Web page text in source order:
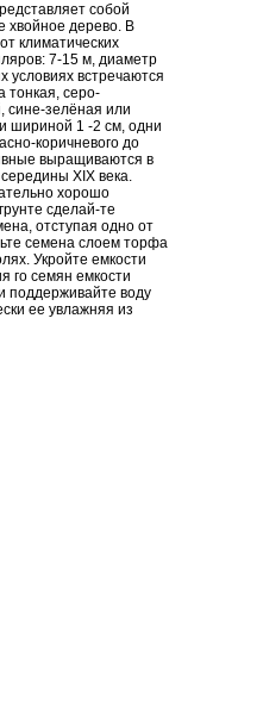
собой
хвойное дерево. В
климатических
7-15 м, диаметр
условиях встречаются
тонкая, серо-
сине-зелёная или
шириной 1 -2 см, одни
коричневого до
выращиваются в
XIX века.
хорошо
сделай-те
отступая одно от
семена слоем торфа
Укройте емкости
го семян емкости
поддерживайте воду
ее увлажняя из